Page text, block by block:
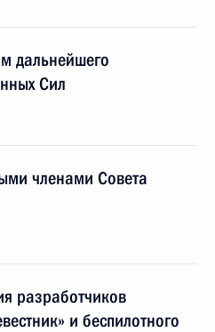
дальнейшего
Сил
членами Совета
разработчиков
и беспилотного